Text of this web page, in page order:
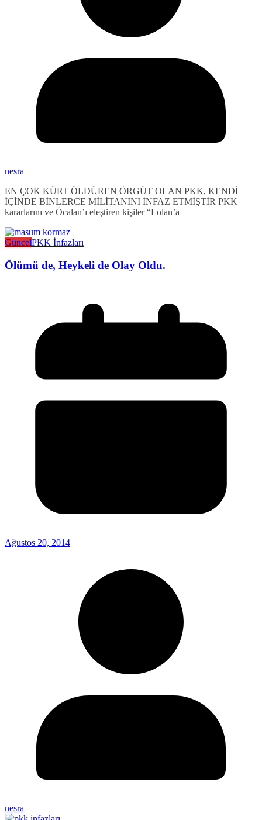
nesra
EN ÇOK KÜRT ÖLDÜREN ÖRGÜT OLAN PKK, KENDİ
İÇİNDE BİNLERCE MİLİTANINI İNFAZ ETMİŞTİR PKK
kararlarını ve Öcalan’ı eleştiren kişiler “Lolan’a
GüncelPKK İnfazları
Ölümü de, Heykeli de Olay Oldu.
Ağustos 20, 2014
nesra